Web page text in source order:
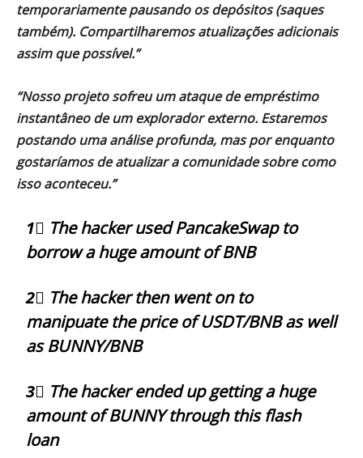
temporariamente pausando os depósitos (saques
também). Compartilharemos atualizações adicionais
assim que possível.”
“Nosso projeto sofreu um ataque de empréstimo
instantâneo de um explorador externo. Estaremos
postando uma análise profunda, mas por enquanto
gostaríamos de atualizar a comunidade sobre como
isso aconteceu.”
1⃣ The hacker used PancakeSwap to
borrow a huge amount of BNB
2⃣ The hacker then went on to
manipuate the price of USDT/BNB as well
as BUNNY/BNB
3⃣ The hacker ended up getting a huge
amount of BUNNY through this flash
loan